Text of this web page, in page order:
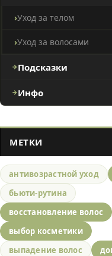
Уход за телом
Уход за волосами
Подсказки
Инфо
МЕТКИ
антивозрастной уход
бьюти-рутина
восстановление волос
выбор косметики
выпадение волос